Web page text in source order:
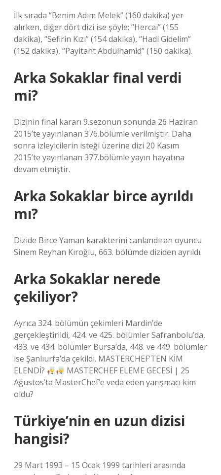
İlk sırada “Benim Adım Melek” (160 dakika) yer
alırken, diğer dört dizi ise şöyle; “Hercai” (155
dakika), “Sefirin Kızı” (154 dakika), “Hadi Gidelim”
(152 dakika), “Payitaht Abdülhamid” (150 dakika).
Arka Sokaklar final verdi
mi?
Dizinin final kararı 9.sezonun sonunda 26 Haziran
2015’te yayınlanan 376.bölümle verilmiştir. Daha
sonra izleyicilerin isteği üzerine dizi 20 Kasım
2015’te yayınlanan 377.bölümle yayın hayatına
devam etmiştir.
Arka Sokaklar birce ayrıldı
mı?
Dizide Birce Yaman karakterini canlandıran oyuncu
Sinem Reyhan Kıroğlu, 663. bölümde diziden ayrıldı.
Arka Sokaklar nerede
çekiliyor?
Ayrıca 324. bölümün çekimleri Mardin’de
gerçekleştirildi, 424. ve 425. bölümler Safranbolu’da,
433. ve 434. bölümler Bursa’da, 448. ve 449. bölümler
ise Şanlıurfa’da çekildi. MASTERCHEF’TEN KİM
ELENDİ?
MASTERCHEF ELEME GECESİ | 25
Ağustos’ta MasterChef’e veda eden yarışmacı kim
oldu?
Türkiye’nin en uzun dizisi
hangisi?
29 Mart 1993 – 15 Ocak 1999 tarihleri ​​arasında